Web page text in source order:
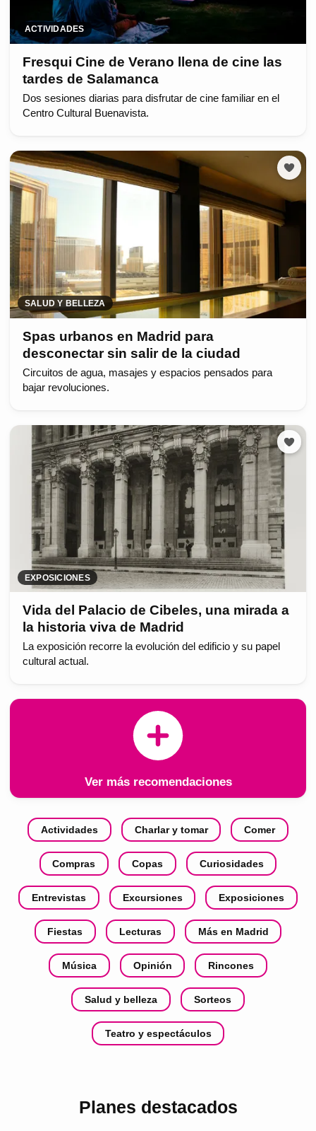
ACTIVIDADES
Fresqui Cine de Verano llena de cine las
tardes de Salamanca
Dos sesiones diarias para disfrutar de cine familiar en el
Centro Cultural Buenavista.
SALUD Y BELLEZA
Spas urbanos en Madrid para
desconectar sin salir de la ciudad
Circuitos de agua, masajes y espacios pensados para
bajar revoluciones.
EXPOSICIONES
Vida del Palacio de Cibeles, una mirada a
la historia viva de Madrid
La exposición recorre la evolución del edificio y su papel
cultural actual.
Ver más recomendaciones
Actividades Charlar y tomar Comer
Compras Copas Curiosidades
Entrevistas Excursiones Exposiciones
Fiestas Lecturas Más en Madrid
Música Opinión Rincones
Salud y belleza Sorteos
Teatro y espectáculos
Planes destacados